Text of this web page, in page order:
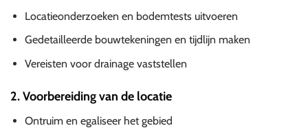
Locatieonderzoeken en bodemtests uitvoeren
Gedetailleerde bouwtekeningen en tijdlijn maken
Vereisten voor drainage vaststellen
2. Voorbereiding van de locatie
Ontruim en egaliseer het gebied